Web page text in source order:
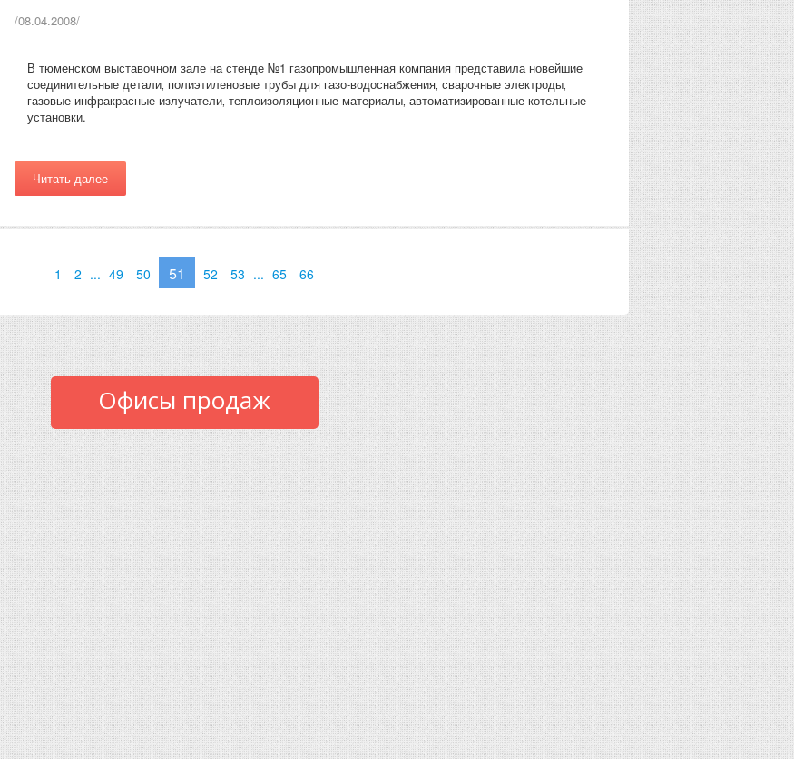
/08.04.2008/
В тюменском выставочном зале на стенде №1 газопромышленная компания представила новейшие
соединительные детали‚ полиэтиленовые трубы для газо-водоснабжения‚ сварочные электроды‚
газовые инфракрасные излучатели‚ теплоизоляционные материалы‚ автоматизированные котельные
установки.
Читать далее
1 2 ... 49 50 51 52 53 ... 65 66
Офисы продаж